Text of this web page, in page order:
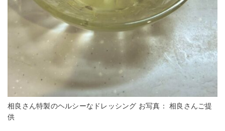
相良さん特製のヘルシーなドレッシング お写真： 相良さんご提
供